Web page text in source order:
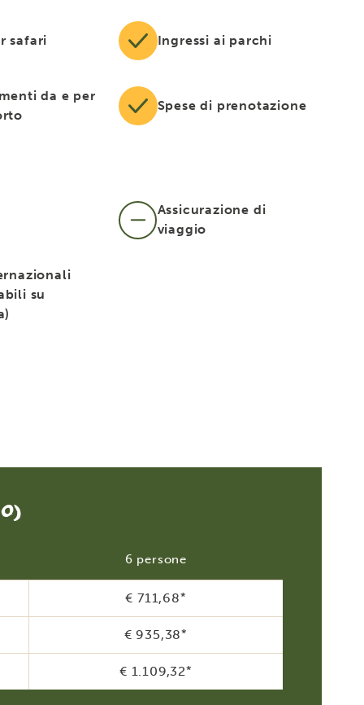
safari Ingressi ai parchi
da e per
Spese di prenotazione
Assicurazione di
viaggio
su
6 persone
€ 711,68*
€ 935,38*
€ 1.109,32*